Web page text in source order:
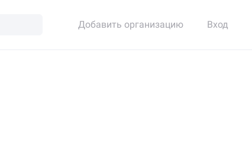
Добавить организацию Вход